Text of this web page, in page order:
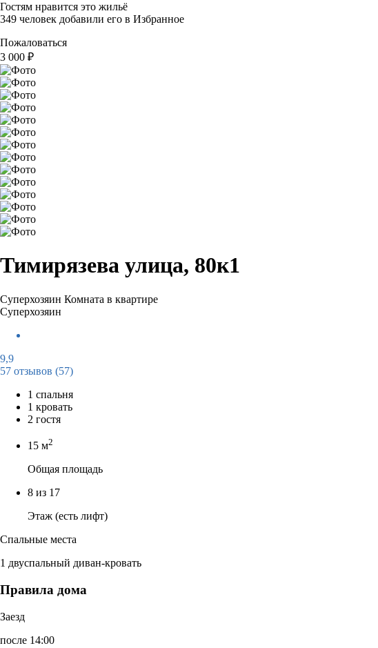
Гостям нравится это жильё
349 человек добавили его в Избранное
Пожаловаться
3 000 ₽
Тимирязева улица, 80к1
Суперхозяин Комната в квартире
Суперхозяин
9,9
57 отзывов (57)
1 спальня
1 кровать
2 гостя
15 м2
Общая площадь
8 из 17
Этаж (есть лифт)
Спальные места
1 двуспальный диван-кровать
Правила дома
Заезд
после 14:00